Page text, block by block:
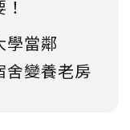
學當鄰
舍變養老房